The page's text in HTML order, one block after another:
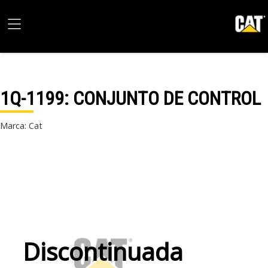
1Q-1199: CONJUNTO DE CONTROL
Marca: Cat
Discontinuada